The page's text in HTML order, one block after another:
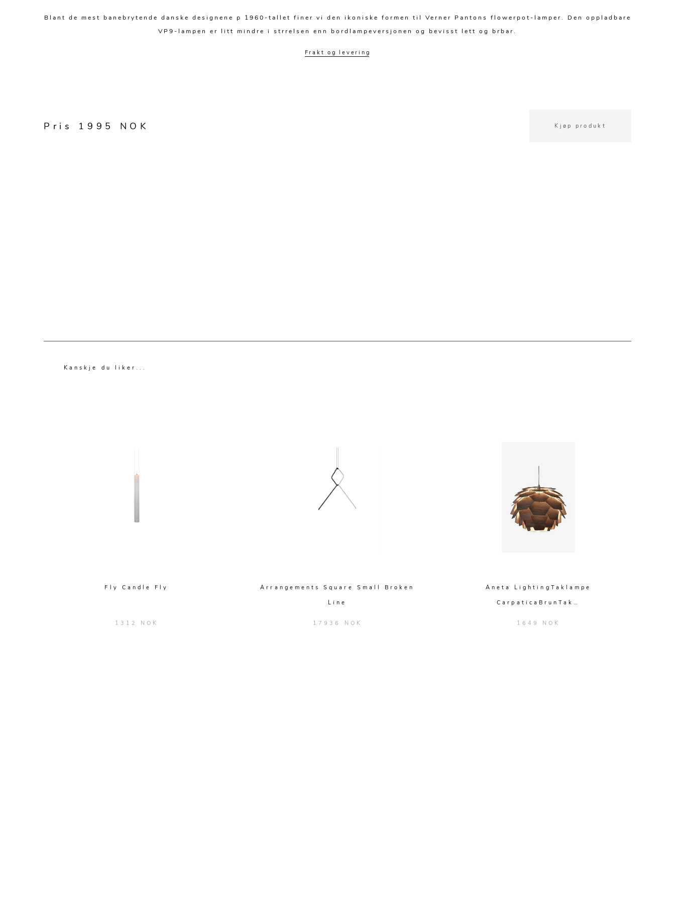
Blant de mest banebrytende danske designene p 1960-tallet finer vi den ikoniske formen til Verner Pantons flowerpot-lamper. Den oppladbare
VP9-lampen er litt mindre i strrelsen enn bordlampeversjonen og bevisst lett og brbar.
Frakt og levering
Pris 1995 NOK Kjøp produkt
Kanskje du liker...
Fly Candle Fly
1312 NOK
Arrangements Square Small Broken
Line
17936 NOK
Aneta LightingTaklampe
CarpaticaBrunTak…
1649 NOK